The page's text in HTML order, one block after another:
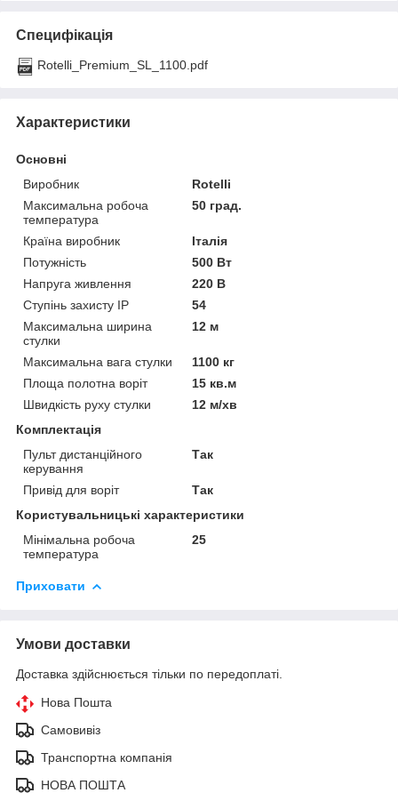
Специфікація
Rotelli_Premium_SL_1100.pdf
Характеристики
Основні
Виробник
Rotelli
Максимальна робоча
температура
50 град.
Країна виробник
Італія
Потужність
500 Вт
Напруга живлення
220 В
Ступінь захисту IP
54
Максимальна ширина
стулки
12 м
Максимальна вага стулки
1100 кг
Площа полотна воріт
15 кв.м
Швидкість руху стулки
12 м/хв
Комплектація
Пульт дистанційного
керування
Так
Привід для воріт
Так
Користувальницькі характеристики
Мінімальна робоча
температура
25
Приховати
Умови доставки
Доставка здійснюється тільки по передоплаті.
Нова Пошта
Самовивіз
Транспортна компанія
НОВА ПОШТА